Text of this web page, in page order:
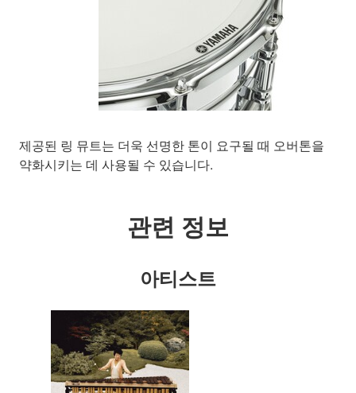
제공된 링 뮤트는 더욱 선명한 톤이 요구될 때 오버톤을
약화시키는 데 사용될 수 있습니다.
관련 정보
아티스트